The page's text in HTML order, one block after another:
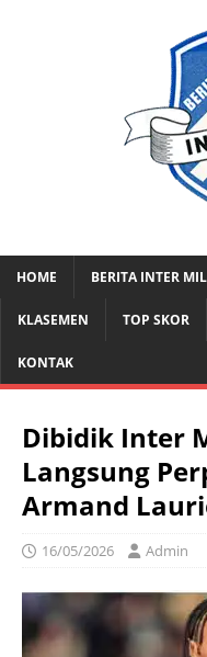
HOME BERITA INTER
KLASEMEN TOP SKOR
KONTAK
Dibidik Inter
Langsung
Armand
16/05/2026 Admin